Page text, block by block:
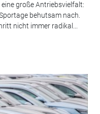
große Antriebsvielfalt:
behutsam nach.
nicht immer radikal...